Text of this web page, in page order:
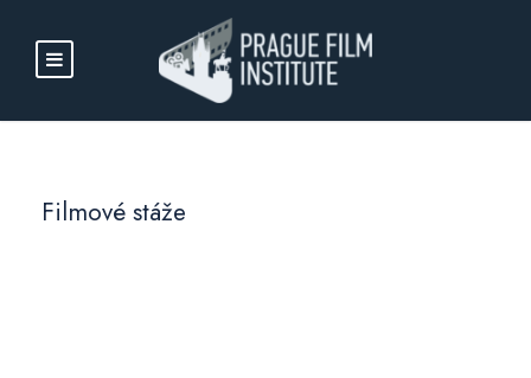
Filmové stáže